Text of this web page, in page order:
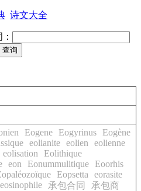
诗文大全
Eogene Eogyrinus
Eogène
eolianite eolien
eolienne
eolisation
Eolithique
eon Eonummulitique
Eoorhis
Eopsetta
eorasite
eosinophile 承包合同
承包商